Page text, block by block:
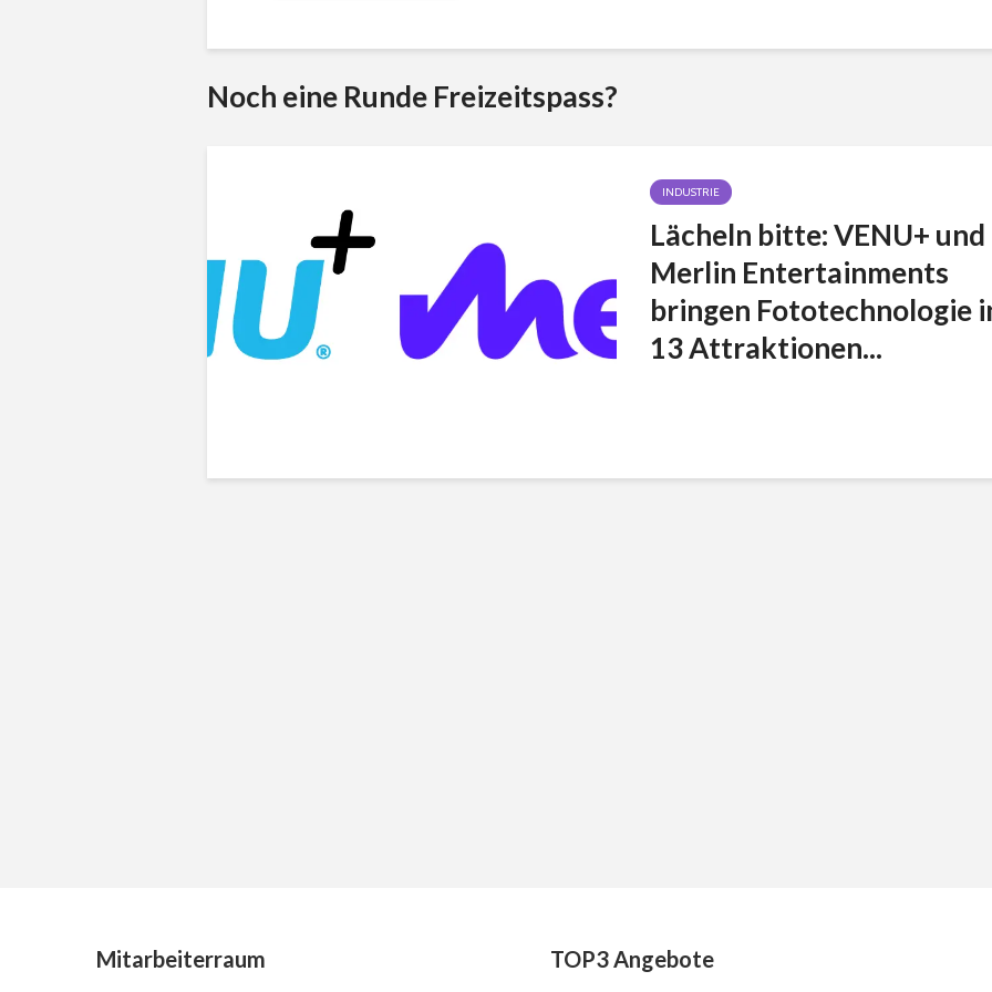
Noch eine Runde Freizeitspass?
INDUSTRIE
Lächeln bitte: VENU+ und
Merlin Entertainments
bringen Fototechnologie
13 Attraktionen...
Mitarbeiterraum TOP3 Angebote